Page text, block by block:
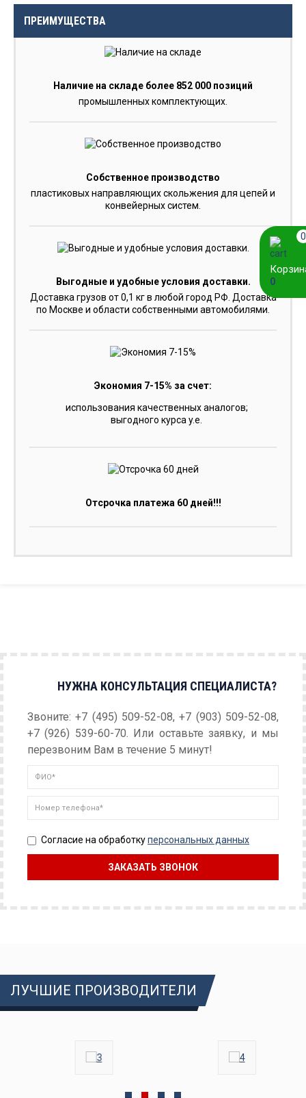
ПРЕИМУЩЕСТВА
Наличие на складе более 852 000 позиций
промышленных комплектующих.
Собственное производство
пластиковых направляющих скольжения для цепей и
конвейерных систем.
Выгодные и удобные условия доставки.
Доставка грузов от 0,1 кг в любой город РФ. Доставка
по Москве и области собственными автомобилями.
Экономия 7-15% за счет:
использования качественных аналогов;
выгодного курса y.e.
Отсрочка платежа 60 дней!!!
НУЖНА КОНСУЛЬТАЦИЯ СПЕЦИАЛИСТА?
Звоните: +7 (495) 509-52-08, +7 (903) 509-52-08,
+7 (926) 539-60-70. Или оставьте заявку, и мы
перезвоним Вам в течение 5 минут!
Согласие на обработкуперсональных данных
ЛУЧШИЕ ПРОИЗВОДИТЕЛИ
0
0